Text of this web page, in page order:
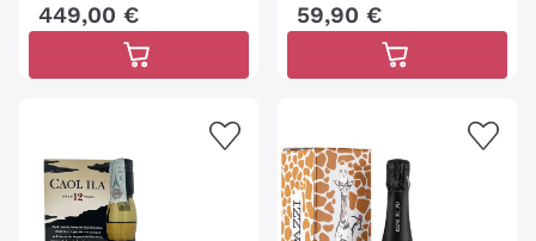
449,00 € 59,90 €